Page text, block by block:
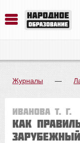
Журналы —
Иванова Т. Г.
Как